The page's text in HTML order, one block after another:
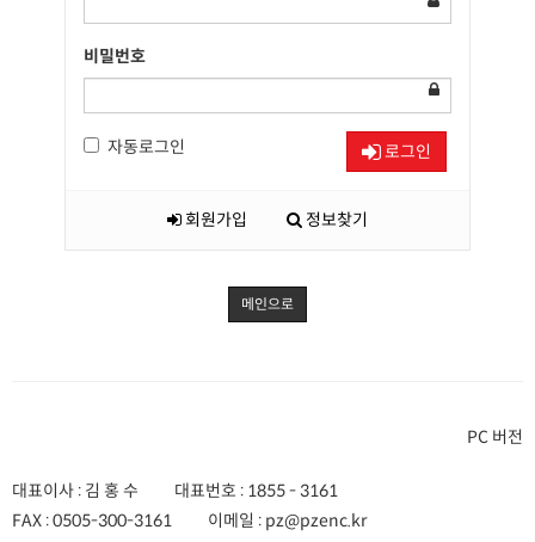
비밀번호
자동로그인 로그인
회원가입 정보찾기
메인으로
PC 버전
대표이사 : 김 홍 수 대표번호 : 1855 - 3161
FAX :0505-300-3161 이메일 : pz@pzenc.kr